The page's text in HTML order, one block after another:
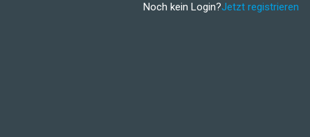
Noch kein Login?Jetzt registrieren